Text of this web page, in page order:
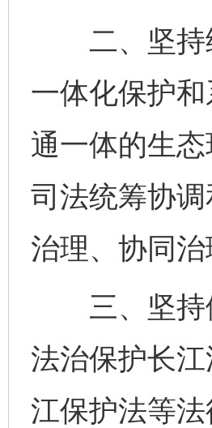
二、坚持统
一体化保护
通一体的生
司法统筹协
治理、协同治
三、坚持依
法治保护长
江保护法等